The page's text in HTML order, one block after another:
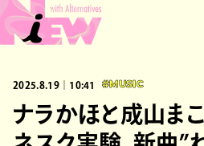
2025.8.19｜10:41 #MUSIC
ナラかほと成山ま